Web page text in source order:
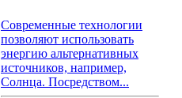
Современные технологии
позволяют использовать
энергию альтернативных
источников, например,
Солнца. Посредством...